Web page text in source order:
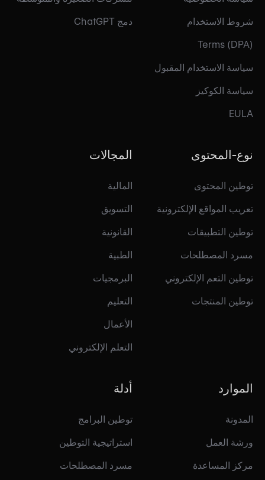
شروط الاستخدام
Terms (DPA)
سياسة الاستخدام المقبول
سياسة الكوكيز
EULA
دمج ChatGPT
نوع-المحتوى
توطين المحتوى
تعريب المواقع الإلكترونية
توطين التطبيقات
مسرد المصطلحات
توطين التعم الإلكتروني
توطين المنتجات
المجالات
المالية
التسويق
القانونية
الطبية
البرمجيات
التعليم
الأعمال
التعلم الإلكتروني
الموارد
المدونة
ورشة العمل
مركز المساعدة
أدلة
توطين البرامج
استراتيجية التوطين
مسرد المصطلحات